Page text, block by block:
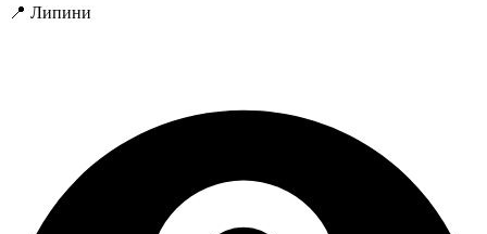
📍 Липини